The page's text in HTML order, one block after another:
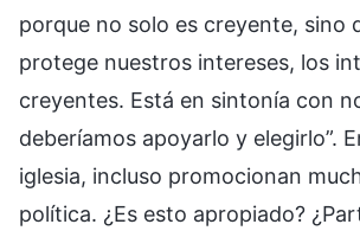
porque no solo es creyente, sino
protege nuestros intereses, los
creyentes. Está en sintonía con
deberíamos apoyarlo y elegirlo”.
iglesia, incluso promocionan
política. ¿Es esto apropiado?